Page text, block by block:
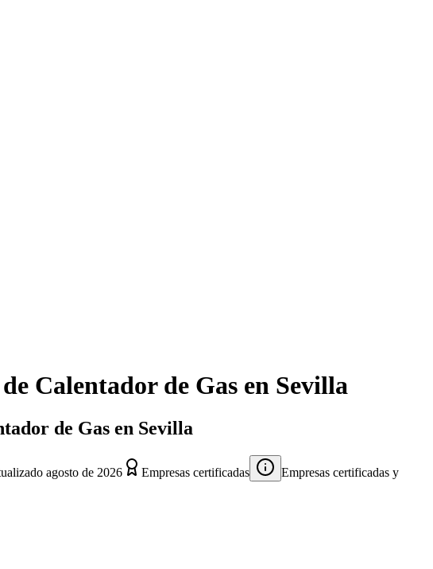
Calentador de Gas en Sevilla
de Gas en Sevilla
agosto de 2026 Empresas certificadas
Empresas certificadas y